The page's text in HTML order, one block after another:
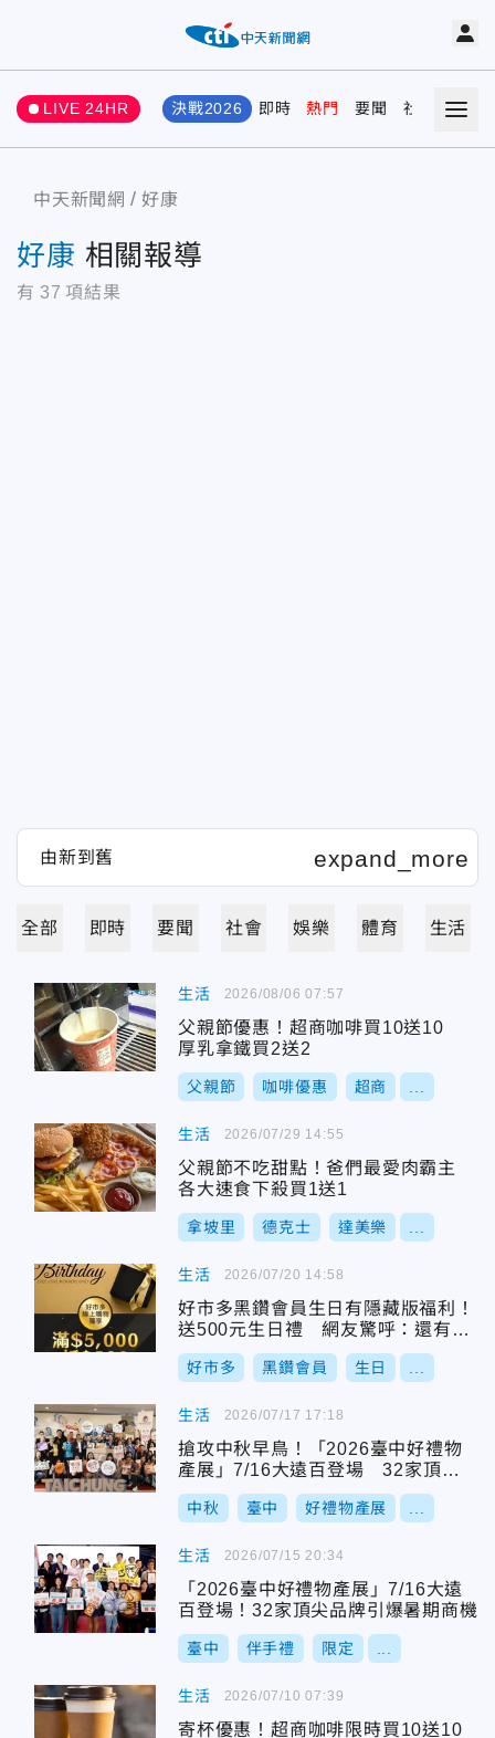
LIVE 24HR 決戰2026 即時 熱門 要聞 社會 娛樂
中天新聞網 好康
好康 相關報導
有 37 項結果
全部 即時 要聞 社會 娛樂 體育 生活
生活
父親節優惠！超商咖啡買10送10
厚乳拿鐵買2送2
父親節 咖啡優惠 超商
2026/08/06 07:57
生活
父親節不吃甜點！爸們最愛肉霸主
各大速食下殺買1送1
拿坡里 德克士 達美樂
2026/07/29 14:55
生活
好市多黑鑽會員生日有隱藏版福利！
送500元生日禮 網友驚呼：還有這
好康
好市多 黑鑽會員 生日
2026/07/20 14:58
生活
搶攻中秋早鳥！「2026臺中好禮物
產展」7/16大遠百登場 32家頂尖
品牌強強聯手
中秋 臺中 好禮物產展
2026/07/17 17:18
生活
「2026臺中好禮物產展」7/16大遠
百登場！32家頂尖品牌引爆暑期商機
臺中 伴手禮 限定
2026/07/15 20:34
生活
寄杯優惠！超商咖啡限時買10送10
2026/07/10 07:39